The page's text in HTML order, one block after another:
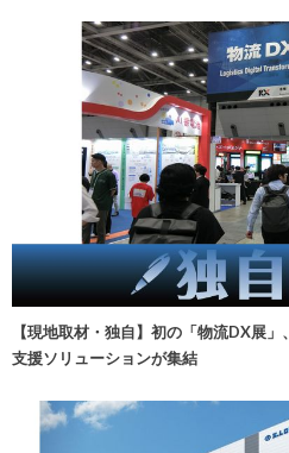
【現地取材・独自】初の「物流DX展
支援ソリューションが集結